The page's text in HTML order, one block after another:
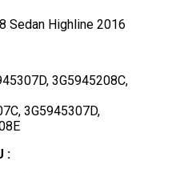
Sedan Highline 2016
3G5945208C,
3G5945307D,
: